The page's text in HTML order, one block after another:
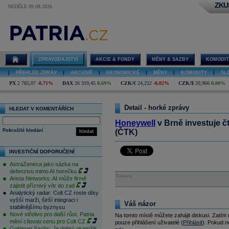
NEDĚLE 09.08.2026
ZPRAVODAJSTVÍ AKCIE & FONDY MĚNY & SAZBY
PŘEHLED ZPRÁV AKCIOVÉ EKONOMICKÉ MĚNY KOMODITY
PX 2 785,07 -0,71% DAX 26 319,45 0,69% CZK/€ 24,232 -0,02% CZK/$ 20,966 0,00%
HLEDAT V KOMENTÁŘÍCH
hledat
Pokročilé hledání
INVESTIČNÍ DOPORUČENÍ
AstraZeneca jako sázka na
defenzivu mimo AI horečku
Arista Networks: AI může firmě
zajistit příznivý vítr do zad
Analytický radar: Colt CZ roste díky
vyšší marži, širší integraci i
stabilnějšímu byznysu
Nové střelivo pro další růst. Patria
mění cílovou cenu pro Colt CZ
Detail - horké zprávy
Honeywell
v Brně investuje
(ČTK)
Reklama
Váš názor
Na tomto místě můžete zahájit diskusi.
pouze přihlášení uživatelé (Přihlásit). Pokud